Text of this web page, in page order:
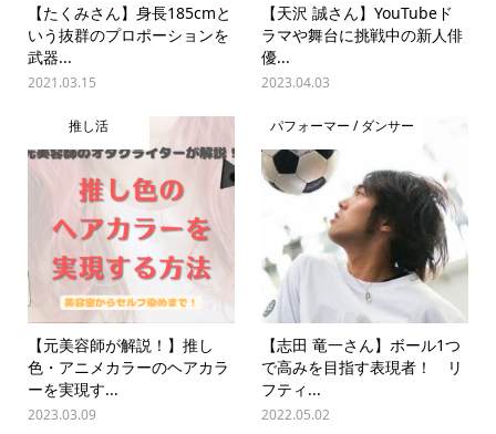
【たくみさん】身長185cmと
いう抜群のプロポーションを
武器...
2021.03.15
【天沢 誠さん】YouTubeド
ラマや舞台に挑戦中の新人俳
優...
2023.04.03
推し活
【元美容師が解説！】推し
色・アニメカラーのヘアカラ
ーを実現す...
2023.03.09
パフォーマー / ダンサー
【志田 竜一さん】ボール1つ
で高みを目指す表現者！ リ
フティ...
2022.05.02